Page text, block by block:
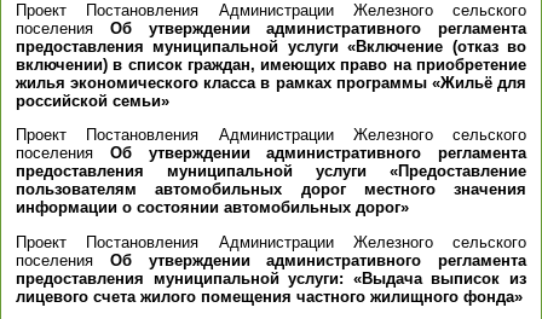
Проект Постановления Администрации Железного сельского
поселения Об утверждении административного регламента
предоставления муниципальной услуги «Включение (отказ во
включении) в список граждан, имеющих право на приобретение
жилья экономического класса в рамках программы «Жильё для
российской семьи»
Проект Постановления Администрации Железного сельского
поселения Об утверждении административного регламента
предоставления муниципальной услуги «Предоставление
пользователям автомобильных дорог местного значения
информации о состоянии автомобильных дорог»
Проект Постановления Администрации Железного сельского
поселения Об утверждении административного регламента
предоставления муниципальной услуги: «Выдача выписок из
лицевого счета жилого помещения частного жилищного фонда»